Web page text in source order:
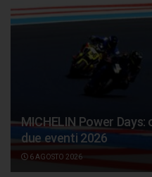
MICHELIN Power
due eventi 2026
6 AGOSTO 2026